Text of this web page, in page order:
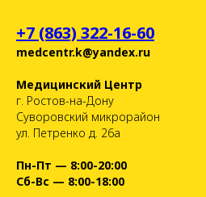
+7 (863) 322-16-60
medcentr.k@yandex.ru
Медицинский Центр
г. Ростов-на-Дону
Суворовский микрорайон
ул. Петренко д. 26а
Пн-Пт — 8:00-20:00
Сб-Вс — 8:00-18:00